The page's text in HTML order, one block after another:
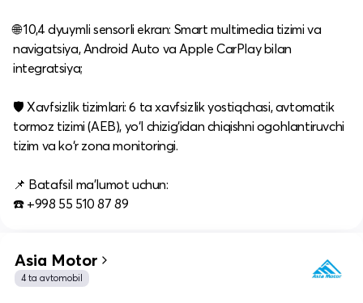
🌐 10,4 dyuymli sensorli ekran: Smart multimedia tizimi va
navigatsiya, Android Auto va Apple CarPlay bilan
integratsiya;
🛡 Xavfsizlik tizimlari: 6 ta xavfsizlik yostiqchasi, avtomatik
tormoz tizimi (AEB), yo‘l chizig‘idan chiqishni ogohlantiruvchi
tizim va ko‘r zona monitoringi.
📌 Batafsil ma'lumot uchun:
☎️ +998 55 510 87 89
Asia Motor
4 ta avtomobil